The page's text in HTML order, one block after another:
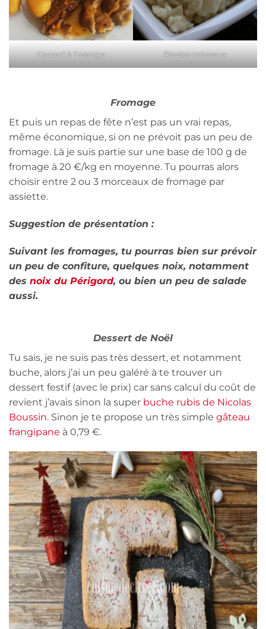
Canard à l’orange Risotto crémeux
Fromage
Et puis un repas de fête n’est pas un vrai repas,
même économique, si on ne prévoit pas un peu de
fromage. Là je suis partie sur une base de 100 g de
fromage à 20 €/kg en moyenne. Tu pourras alors
choisir entre 2 ou 3 morceaux de fromage par
assiette.
Suggestion de présentation :
Suivant les fromages, tu pourras bien sur prévoir
un peu de confiture, quelques noix, notamment
des noix du Périgord, ou bien un peu de salade
aussi.
Dessert de Noël
Tu sais, je ne suis pas très dessert, et notamment
buche, alors j’ai un peu galéré à te trouver un
dessert festif (avec le prix) car sans calcul du coût de
revient j’avais sinon la super buche rubis de Nicolas
Boussin. Sinon je te propose un très simple gâteau
frangipane à 0,79 €.